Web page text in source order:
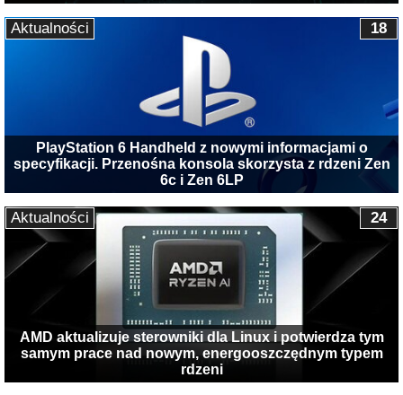
PlayStation 6 Handheld z nowymi informacjami o
specyfikacji. Przenośna konsola skorzysta z rdzeni Zen
6c i Zen 6LP
18
Aktualności
AMD aktualizuje sterowniki dla Linux i potwierdza tym
samym prace nad nowym, energooszczędnym typem
rdzeni
24
Aktualności